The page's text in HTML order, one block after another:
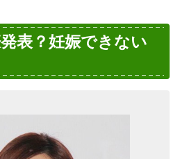
表？妊娠できない